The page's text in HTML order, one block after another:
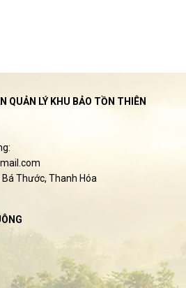
QUẢN LÝ KHU BẢO TỒN THIÊN
Thước, Thanh Hóa